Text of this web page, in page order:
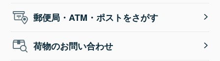
郵便局・ATM・ポストをさがす
荷物のお問い合わせ